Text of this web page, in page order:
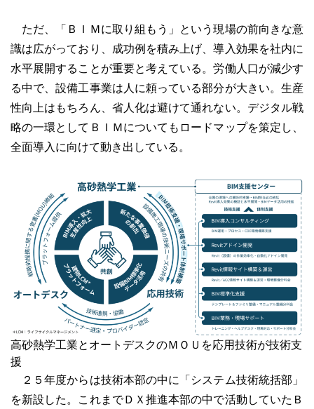
ただ、「ＢＩＭに取り組もう」という現場の前向きな意
識は広がっており、成功例を積み上げ、導入効果を社内に
水平展開することが重要と考えている。労働人口が減少す
る中で、設備工事業は人に頼っている部分が大きい。生産
性向上はもちろん、省人化は避けて通れない。デジタル戦
略の一環としてＢＩＭについてもロードマップを策定し、
全面導入に向けて動き出している。
高砂熱学工業とオートデスクのＭＯＵを応用技術が技術支
援
２５年度からは技術本部の中に「システム技術統括部」
を新設した。これまでＤＸ推進本部の中で活動していたＢ